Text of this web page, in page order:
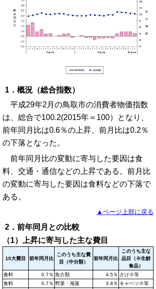
1．概況（総合指数）
平成29年2月の鳥取市の消費者物価指数
は、総合で100.2(2015年＝100）となり、
前年同月比は0.6％の上昇、前月比は0.2％
の下落となった。
前年同月比の変動に寄与した要因は食
料、交通・通信などの上昇である。前月比
の変動に寄与した要因は食料などの下落で
ある。
▲ページ上部に戻る
2．前年同月との比較
（1）上昇に寄与した主な費目
10大費目 前年同月比
このうち主な費
目（中分類）
前年同月比
このうち主な
品目（※生鮮
食品）
食料
0.7％ 魚介類 4.5％ さけ※等
食料
0.7％ 野菜・海藻 3.8％ キャベツ※等